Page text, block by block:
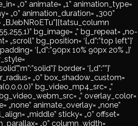
„0” animate= „1” animation_type=
„0” animation_duration= „300”
„BJebNR0ETu”][tatsu_column
bg_image= „” bg_repeat= „no-
„scroll” bg_position= ‘{„d”:”top left”}’
‘{„d”:”90px 10% 90px 20% „}’
border= ‘{„d”:””}’
„0” box_shadow_custom=
bg_video_mp4_src= „”
„” overlay_color=
„none” animate_overlay= „none”
„middle” sticky= „0” offset=
„0” column_width=